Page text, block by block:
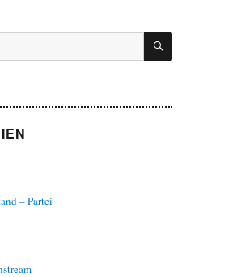
SUCHEN
– Partei